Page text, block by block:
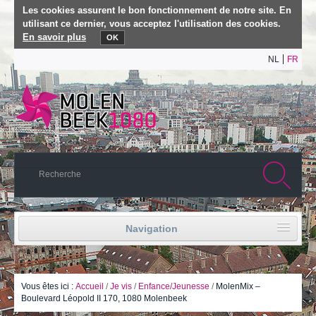
Les cookies assurent le bon fonctionnement de notre site. En
utilisant ce dernier, vous acceptez l'utilisation des cookies.
En savoir plus
OK
NL FR
Navigation
Accueil
Vie politique
Vous êtes ici : Accueil /Je vis / Enfance/Jeunesse / MolenMix –
Boulevard Léopold II 170, 1080 Molenbeek